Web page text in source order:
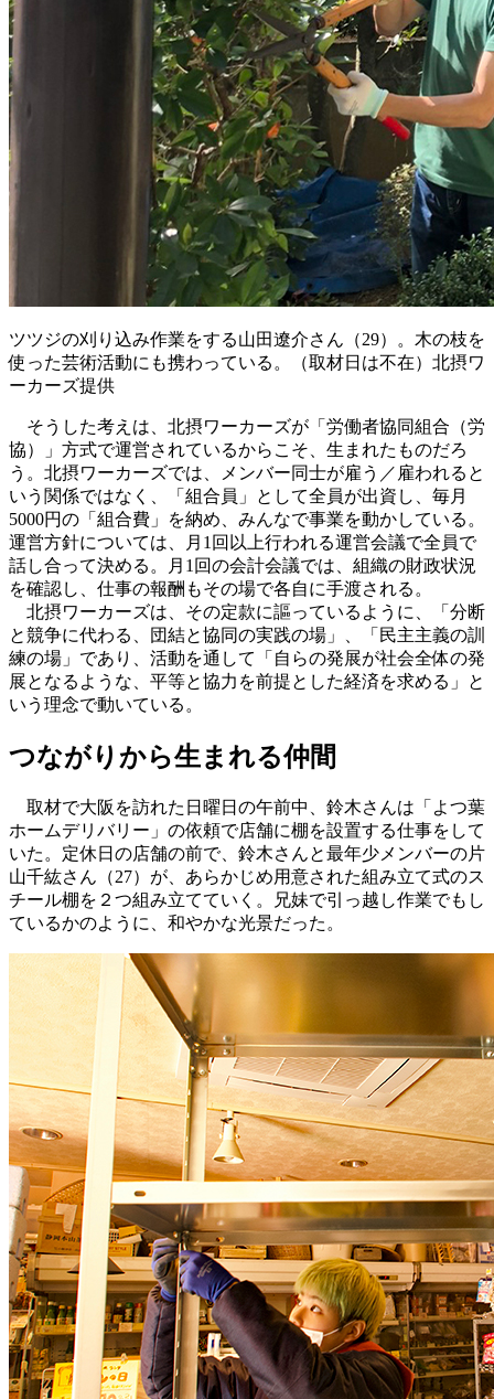
ツツジの刈り込み作業をする山田遼介さん（29）。木の枝を
使った芸術活動にも携わっている。（取材日は不在）北摂ワ
ーカーズ提供
そうした考えは、北摂ワーカーズが「労働者協同組合（労
協）」方式で運営されているからこそ、生まれたものだろ
う。北摂ワーカーズでは、メンバー同士が雇う／雇われると
いう関係ではなく、「組合員」として全員が出資し、毎月
5000円の「組合費」を納め、みんなで事業を動かしている。
運営方針については、月1回以上行われる運営会議で全員で
話し合って決める。月1回の会計会議では、組織の財政状況
を確認し、仕事の報酬もその場で各自に手渡される。
北摂ワーカーズは、その定款に謳っているように、「分断
と競争に代わる、団結と協同の実践の場」、「民主主義の訓
練の場」であり、活動を通して「自らの発展が社会全体の発
展となるような、平等と協力を前提とした経済を求める」と
いう理念で動いている。
つながりから生まれる仲間
取材で大阪を訪れた日曜日の午前中、鈴木さんは「よつ葉
ホームデリバリー」の依頼で店舗に棚を設置する仕事をして
いた。定休日の店舗の前で、鈴木さんと最年少メンバーの片
山千紘さん（27）が、あらかじめ用意された組み立て式のス
チール棚を２つ組み立てていく。兄妹で引っ越し作業でもし
ているかのように、和やかな光景だった。